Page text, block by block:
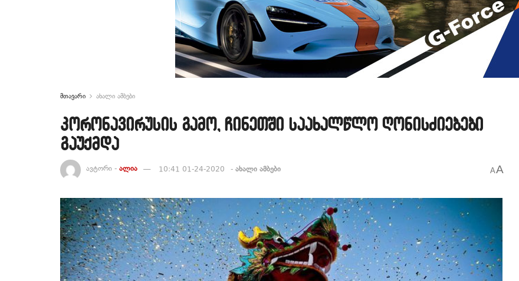
მთავარი ახალი ამბები
კორონავირუსის გამო, ჩინეთში საახალწლო ღონისძიებები
გაუქმდა
ავტორი - ალია 10:41 01-24-2020 - ახალი ამბები AA